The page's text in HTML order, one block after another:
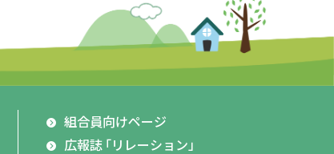
組合員向けページ
広報誌「リレーション」